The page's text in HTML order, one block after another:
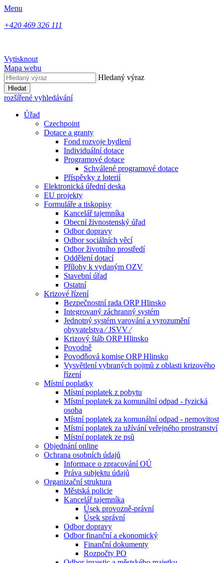
Menu
+420 469 326 111
Vytisknout
Mapa webu
Hledaný výraz
Hledat
rozšířené vyhledávání
Úřad
Czechpoint
Dotace a granty
Fond rozvoje bydlení
Individuální dotace
Programové dotace
Schválené programové dotace
Příspěvky z loterií
Elektronická úřední deska
EU projekty
Formuláře a tiskopisy
Kancelář tajemníka
Obecní živnostenský úřad
Odbor dopravy
Odbor sociálních věcí
Odbor životního prostředí
Oddělení dotací
Přílohy k vydaným OZV
Stavební úřad
Ostatní
Krizové řízení
Bezpečnostní rada ORP Hlinsko
Integrovaný záchranný systém
Jednotný systém varování a vyrozumění
obyvatelstva ⁄ JSVV ⁄
Krizový štáb ORP Hlinsko
Povodně
Povodňová komise ORP Hlinsko
Vysvětlení vybraných pojmů z oblasti krizového
řízení
Místní poplatky
Místní poplatek z pobytu
Místní poplatek za komunální odpad - fyzická
osoba
Místní poplatek za komunální odpad - nemovitost
Místní poplatek za užívání veřejného prostranství
Místní poplatek ze psů
Objednání online
Ochrana osobních údajů
Informace o zpracování OÚ
Práva subjektu údajů
Organizační struktura
Městská policie
Kancelář tajemníka
Úsek provozně-právní
Úsek správní
Odbor dopravy
Odbor finanční a ekonomický
Finanční dokumenty
Rozpočty PO